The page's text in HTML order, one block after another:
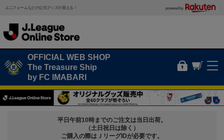
ユニフォームなどの公式グッズが買える！ powered by
OFFICIAL WEB SHOP
The Treasure Ship
by FC IMABARI
平日午前10時までのご注文は当日出荷。
（土日祝日は除く）
ご購入の際はＪリーグIDが必要です。